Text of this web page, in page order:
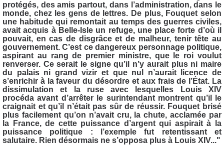
protégés, des amis partout, dans l’administration, dans le
monde, chez les gens de lettres. De plus, Fouquet selon
une habitude qui remontait au temps des guerres civiles,
avait acquis à Belle-Isle un refuge, une place forte d’où il
pouvait, en cas de disgrâce et de malheur, tenir tête au
gouvernement. C’est ce dangereux personnage politique,
aspirant au rang de premier ministre, que le roi voulut
renverser. Ce serait le signe qu’il n’y aurait plus ni maire
du palais ni grand vizir et que nul n’aurait licence de
s’enrichir à la faveur du désordre et aux frais de l’État. La
dissimulation et la ruse avec lesquelles Louis XIV
procéda avant d’arrêter le surintendant montrent qu’il le
craignait et qu’il n’était pas sûr de réussir. Fouquet brisé
plus facilement qu’on n’avait cru, la chute, acclamée par
la France, de cette puissance d’argent qui aspirait à la
puissance politique : l’exemple fut retentissant et
salutaire. Rien désormais ne s’opposa plus à Louis XIV..."